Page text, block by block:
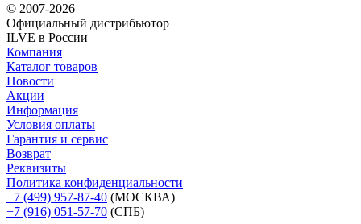
© 2007-2026
Официальный дистрибьютoр
ILVE в России
Компания
Каталог товаров
Новости
Акции
Информация
Условия оплаты
Гарантия и сервис
Возврат
Реквизиты
Политика конфиденциальности
+7 (499) 957-87-40 (МОСКВА)
+7 (916) 051-57-70 (СПБ)